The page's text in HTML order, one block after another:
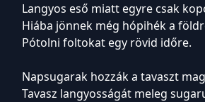
Langyos eső miatt egyre csak
Hiába jönnek még hópihék a
Pótolni foltokat egy rövid időre.
Napsugarak hozzák a tavaszt
Tavasz langyosságát meleg